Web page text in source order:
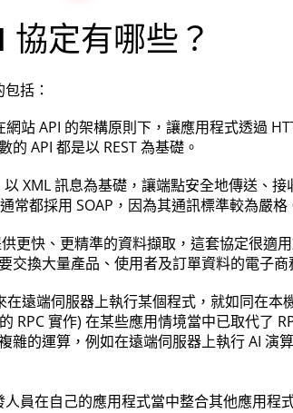
協定有哪些？
括：
站 API 的架構原則下，讓應用程式透過
API 都是以 REST 為基礎。
以 XML 訊息為基礎，讓端點安全地傳送、接
常都採用 SOAP，因為其通訊標準較為嚴格
更快、更精準的資料擷取，這套協定很適
交換大量產品、使用者及訂單資料的電子商
在遠端伺服器上執行某個程式，就如同在本
RPC 實作) 在某些應用情境當中已取代了
雜的運算，例如在遠端伺服器上執行 AI 演
員在自己的應用程式當中整合其他應用程